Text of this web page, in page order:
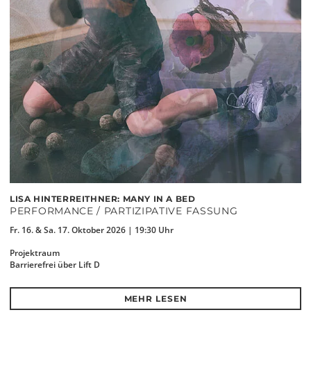
LISA HINTERREITHNER: MANY IN A BED
PERFORMANCE / PARTIZIPATIVE FASSUNG
Fr. 16. & Sa. 17. Oktober 2026 | 19:30 Uhr
Projektraum
Barrierefrei über Lift D
MEHR LESEN